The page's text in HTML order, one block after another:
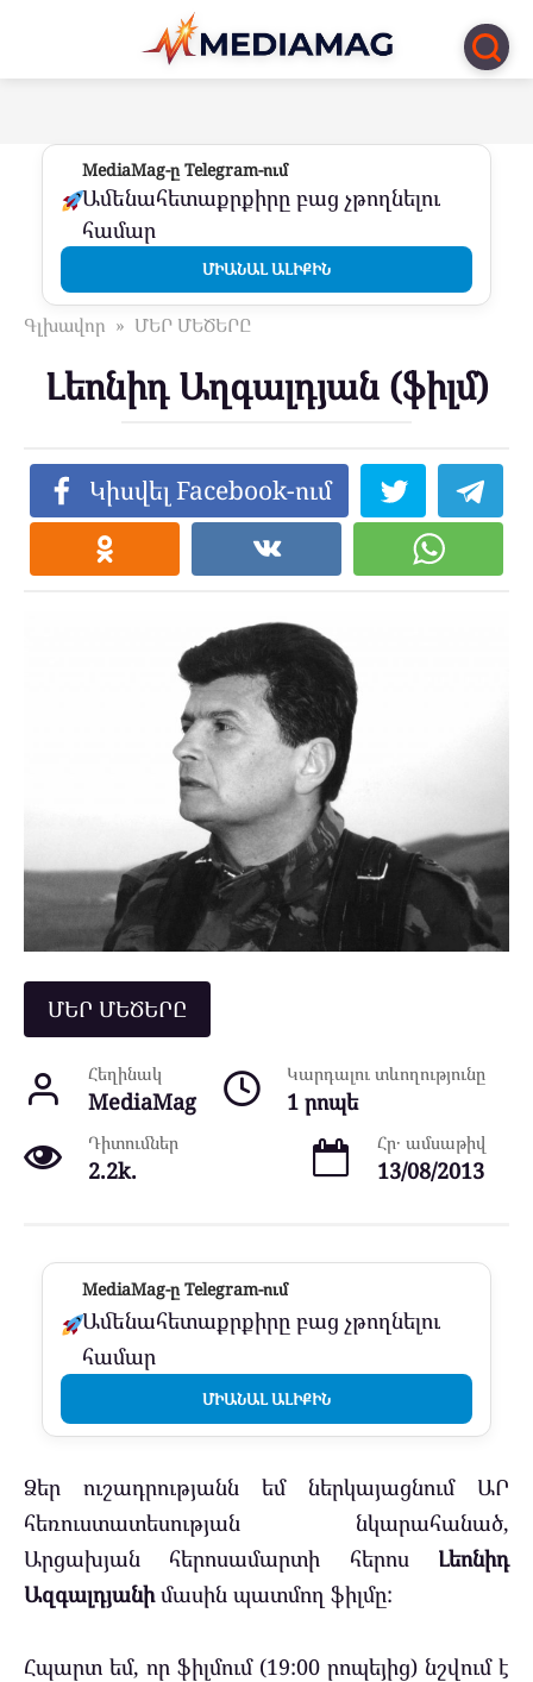
Перейти
контенту
MediaMag-ը Telegram-ում
Ամենահետաքրքիրը բաց չթողնելու
համար
ՄԻԱՆԱԼ ԱԼԻՔԻՆ
Գլխավոր » ՄԵՐ ՄԵԾԵՐԸ
Լեոնիդ Աղգալդյան (ֆիլմ)
Կիսվել Facebook-ում
ՄԵՐ ՄԵԾԵՐԸ
Հեղինակ
MediaMag
Կարդալու տևողությունը
1 րոպե
Դիտումներ
2.2k.
Հր․ ամսաթիվ
13/08/2013
MediaMag-ը Telegram-ում
Ամենահետաքրքիրը բաց չթողնելու
համար
ՄԻԱՆԱԼ ԱԼԻՔԻՆ
Ձեր ուշադրությանն եմ ներկայացնում ԱՐ
հեռուստատեսության նկարահանած,
Արցախյան հերոսամարտի հերոս Լեոնիդ
Ազգալդյանիմասին պատմող ֆիլմը:
Հպարտ եմ, որ ֆիլմում (19:00 րոպեյից) նշվում է